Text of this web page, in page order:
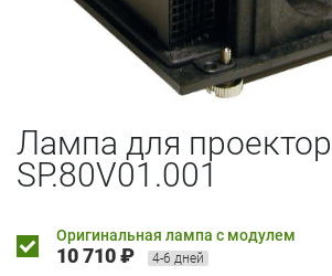
Лампа для
SP.80V01.001
Оригинальная лампа с модулем
10 710 ₽ 4-6 дней